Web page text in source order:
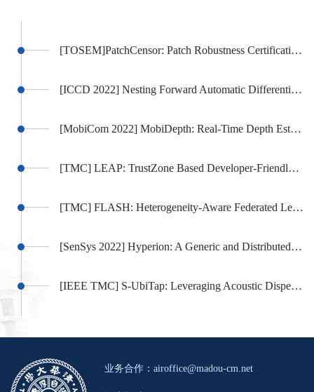
[TOSEM]PatchCensor: Patch Robustness Certification for Transformers via Exhaustive Testing
[ICCD 2022] Nesting Forward Automatic Differentiation in DNN for Memory-Efficient Framework Design
[MobiCom 2022] MobiDepth: Real-Time Depth Estimation Using On-Device Dual Cameras
[TMC] LEAP: TrustZone Based Developer-Friendly TEE for Intelligent Mobile Apps
[TMC] FLASH: Heterogeneity-Aware Federated Learning at Scale
[SenSys 2022] Hyperion: A Generic and Distributed Mobile Offloading Framework on OpenCL
[IEEE TMC] S-UbiTap: Leveraging Acoustic Dispersion for Ubiquitous and Scalable Touch Interface on Solid Surfaces
业务合作： airoffice@madou-cm.net